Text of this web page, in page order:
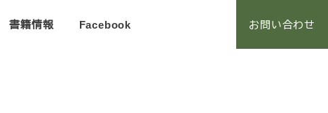
書籍情報 Facebook お問い合わせ